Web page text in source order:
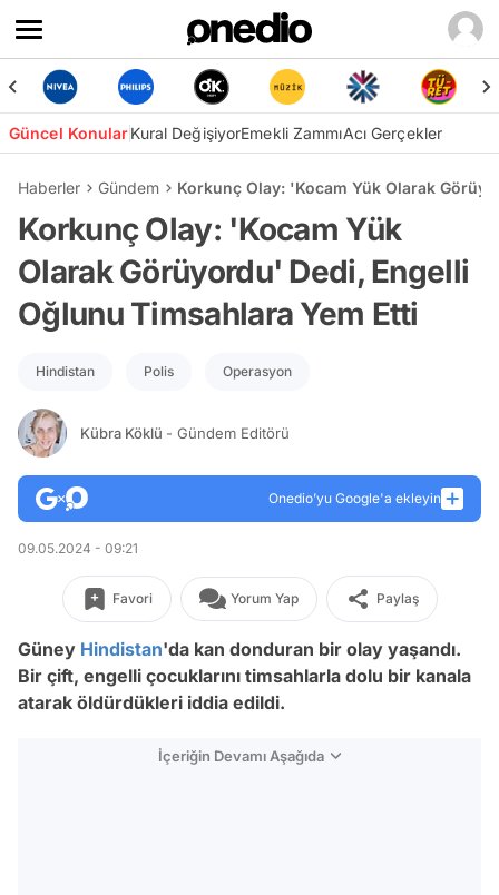
Güncel KonularKural DeğişiyorEmekli ZammıAcı Gerçekler
Haberler Gündem Korkunç Olay: 'Kocam Yük Olarak
Korkunç Olay: 'Kocam Yük
Olarak Görüyordu' Dedi, Engelli
Oğlunu Timsahlara Yem Etti
Hindistan Polis Operasyon
Kübra Köklü - Gündem Editörü
Onedio’yu Google'a ekleyin
09.05.2024 - 09:21
Favori Yorum Yap Paylaş
Güney Hindistan'da kan donduran bir olay yaşandı.
Bir çift, engelli çocuklarını timsahlarla dolu bir kanala
atarak öldürdükleri iddia edildi.
İçeriğin Devamı Aşağıda